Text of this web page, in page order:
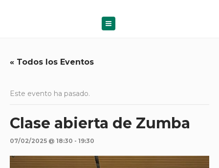
« Todos los Eventos
Este evento ha pasado.
Clase abierta de Zumba
07/02/2025 @ 18:30 - 19:30